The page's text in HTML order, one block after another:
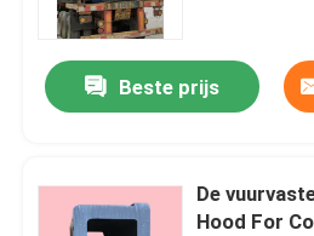
Producten
Beste prijs
De
Hood For